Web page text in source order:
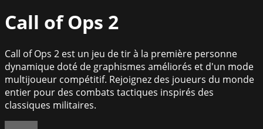
Call of Ops 2
Call of Ops 2 est un jeu de tir à la première personne
dynamique doté de graphismes améliorés et d'un mode
multijoueur compétitif. Rejoignez des joueurs du monde
entier pour des combats tactiques inspirés des
classiques militaires.